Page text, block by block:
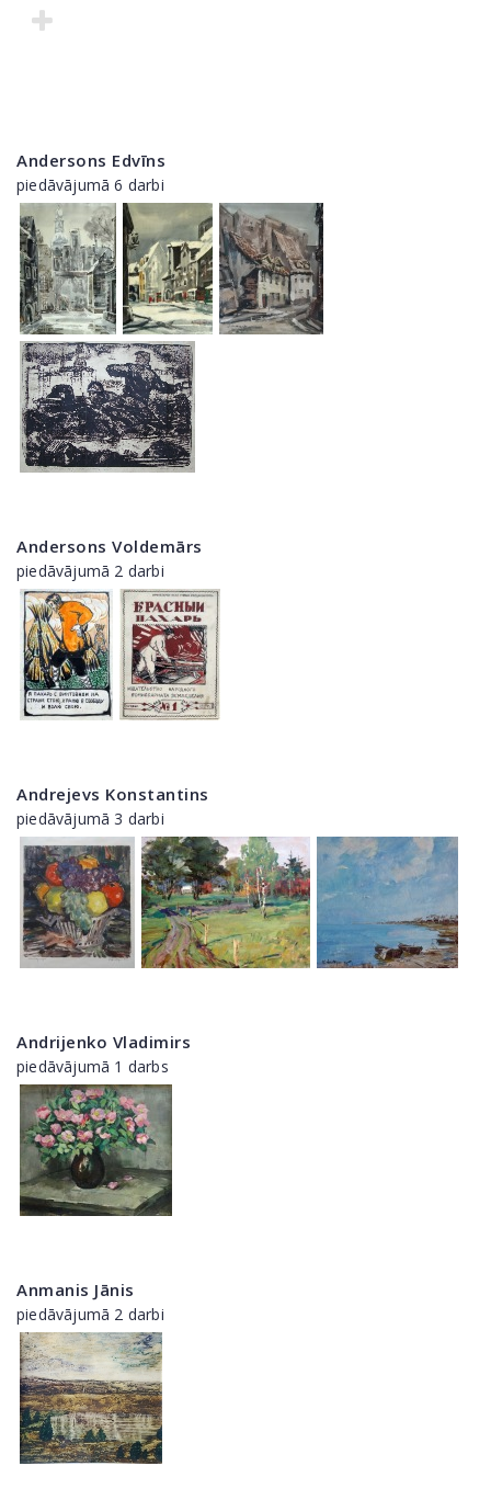
Andersons Edvīns
piedāvājumā 6 darbi
Andersons Voldemārs
piedāvājumā 2 darbi
Andrejevs Konstantins
piedāvājumā 3 darbi
Andrijenko Vladimirs
piedāvājumā 1 darbs
Anmanis Jānis
piedāvājumā 2 darbi